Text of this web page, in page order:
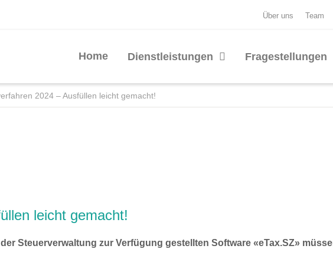
Über uns Team
Home Dienstleistungen Fragestellungen
2024 – Ausfüllen leicht gemacht!
leicht gemacht!
Steuerverwaltung zur Verfügung gestellten Software «eTax.SZ»